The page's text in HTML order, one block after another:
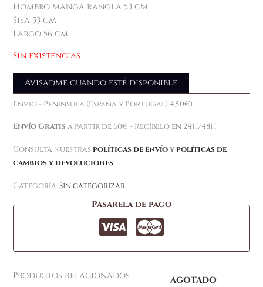
Hombro manga rangla 53 cm
Sisa 53 cm
Largo 56 cm
Sin existencias
Avisadme cuando esté disponible
Envío - Península (España y Portugal) 4,50€)
Envío Gratis a partir de 60€ - Recíbelo en 24H/48H
Consulta nuestras políticas de envíoy políticas de
cambios y devoluciones
Categoría:Sin categorizar
Pasarela de pago
Productos relacionados
AGOTADO